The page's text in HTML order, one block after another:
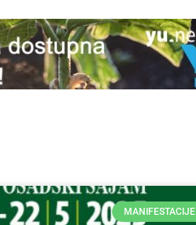
MANIFESTACIJE